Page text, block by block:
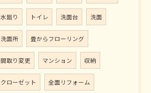
水廻り トイレ 洗面台 洗面
洗面所 畳からフローリング
間取り変更 マンション 収納
クローゼット 全面リフォーム